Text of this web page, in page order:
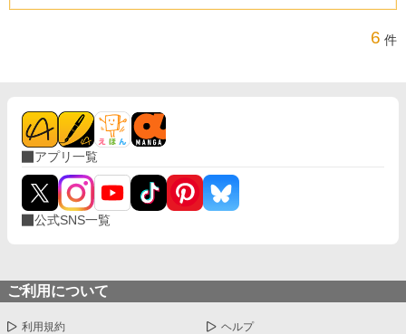
6 件
アプリ一覧
公式SNS一覧
ご利用について
利用規約 ヘルプ